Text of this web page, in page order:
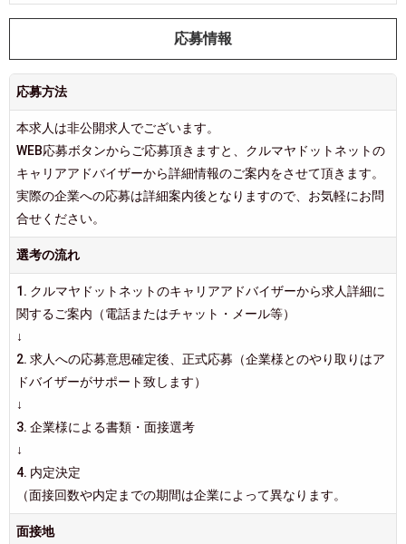
応募情報
応募方法
本求人は非公開求人でございます。
WEB応募ボタンからご応募頂きますと、クルマヤドットネットの
キャリアアドバイザーから詳細情報のご案内をさせて頂きます。
実際の企業への応募は詳細案内後となりますので、お気軽にお問
合せください。
選考の流れ
1. クルマヤドットネットのキャリアアドバイザーから求人詳細に
関するご案内（電話またはチャット・メール等）
↓
2. 求人への応募意思確定後、正式応募（企業様とのやり取りはア
ドバイザーがサポート致します）
↓
3. 企業様による書類・面接選考
↓
4. 内定決定
（面接回数や内定までの期間は企業によって異なります。
面接地